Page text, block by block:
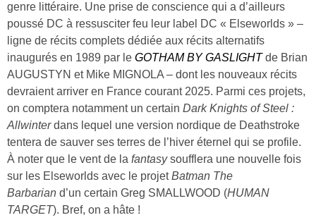
genre littéraire. Une prise de conscience qui a d’ailleurs
poussé DC à ressusciter feu leur label DC « Elseworlds » –
ligne de récits complets dédiée aux récits alternatifs
inaugurés en 1989 par le GOTHAM BY GASLIGHTde Brian
AUGUSTYN et Mike MIGNOLA – dont les nouveaux récits
devraient arriver en France courant 2025. Parmi ces projets,
on comptera notamment un certain Dark Knights of Steel :
Allwinterdans lequel une version nordique de Deathstroke
tentera de sauver ses terres de l’hiver éternel qui se profile.
À noter que le vent de la fantasysoufflera une nouvelle fois
sur les Elseworlds avec le projetBatman The
Barbarian d’un certain Greg SMALLWOOD (HUMAN
TARGET). Bref, on a hâte !